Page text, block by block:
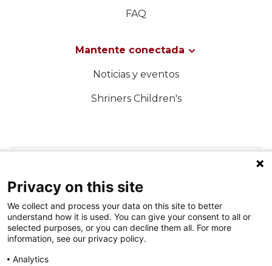
FAQ
Mantente conectada
Noticias y eventos
Shriners Children's
Privacy on this site
We collect and process your data on this site to better
understand how it is used. You can give your consent to all or
selected purposes, or you can decline them all. For more
information, see our privacy policy.
Analytics